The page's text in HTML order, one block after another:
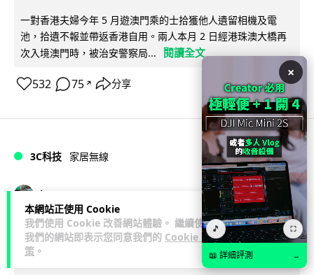
本網站正使用 Cookie
我們使用 Cookie 改善網站體驗。 繼續使用
我們的網站即表示您同意我們的 Cookie 政
策 。
一對香港夫婦今年 5 月遊澳門乘的士拾獲他人遺留相機及電
池，拾遺不報並帶返香港自用。兩人本月 2 日經港珠澳大橋再
次入境澳門時，被治安警察局...
閱讀全文
532 75 ↗ 分享
3C科技 家居無線
Vin
逾 20 款平價路由器爆後門 每 35 秒自
動連線回中國 全球 10 萬用家私隱堪憂
×
🎵 ⛶
📖 詳細評測 →